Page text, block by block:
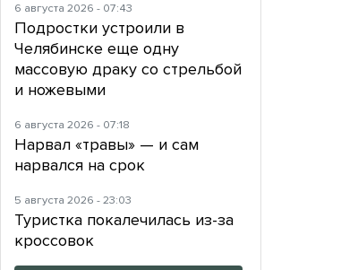
6 августа 2026 - 07:43
Подростки устроили в
Челябинске еще одну
массовую драку со стрельбой
и ножевыми
6 августа 2026 - 07:18
Нарвал «травы» — и сам
нарвался на срок
5 августа 2026 - 23:03
Туристка покалечилась из-за
кроссовок